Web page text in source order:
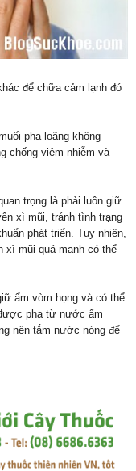
để chữa cảm lạnh đó
pha loãng không
chống viêm nhiễm và
trọng là phải luôn giữ
xì mũi, tránh tình trạng
phát triển. Tuy nhiên,
xì mũi quá mạnh có thể
ẩm vòm họng và có thể
pha từ nước ấm
nên tắm nước nóng để